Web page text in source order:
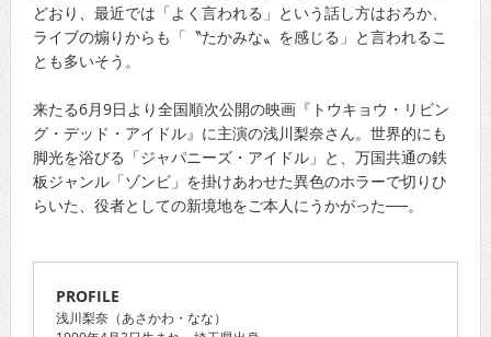
どおり、最近では「よく言われる」という話し方はおろか、
ライブの煽りからも「〝たかみな〟を感じる」と言われるこ
とも多いそう。
来たる6月9日より全国順次公開の映画『トウキョウ・リビン
グ・デッド・アイドル』に主演の浅川梨奈さん。世界的にも
脚光を浴びる「ジャパニーズ・アイドル」と、万国共通の鉄
板ジャンル「ゾンビ」を掛けあわせた異色のホラーで切りひ
らいた、役者としての新境地をご本人にうかがった──。
PROFILE
浅川梨奈（あさかわ・なな）